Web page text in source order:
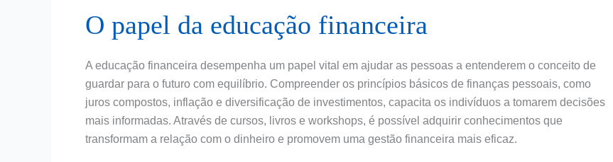
O papel da educação financeira
A educação financeira desempenha um papel vital em ajudar as pessoas a entenderem o conceito de
guardar para o futuro com equilíbrio. Compreender os princípios básicos de finanças pessoais, como
juros compostos, inflação e diversificação de investimentos, capacita os indivíduos a tomarem decisões
mais informadas. Através de cursos, livros e workshops, é possível adquirir conhecimentos que
transformam a relação com o dinheiro e promovem uma gestão financeira mais eficaz.